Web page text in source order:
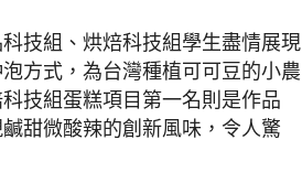
技組、烘焙科技組學生盡情展現
方式，為台灣種植可可豆的小農
技組蛋糕項目第一名則是作品
甜微酸辣的創新風味，令人驚